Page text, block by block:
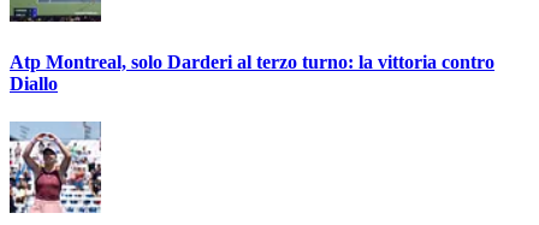
Atp Montreal, solo Darderi al terzo turno: la vittoria contro
Diallo